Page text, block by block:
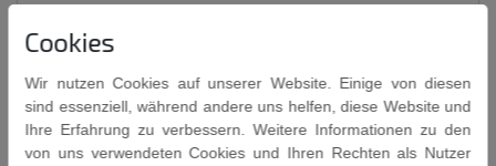
Lua Moi® 500m l
VODKA "New Rice" 45% VOL.
Product of Halico
Cookies
Wir nutzen Cookies auf unserer Website. Einige von diesen
sind essenziell, während andere uns helfen, diese Website und
Ihre Erfahrung zu verbessern. Weitere Informationen zu den
von uns verwendeten Cookies und Ihren Rechten als Nutzer